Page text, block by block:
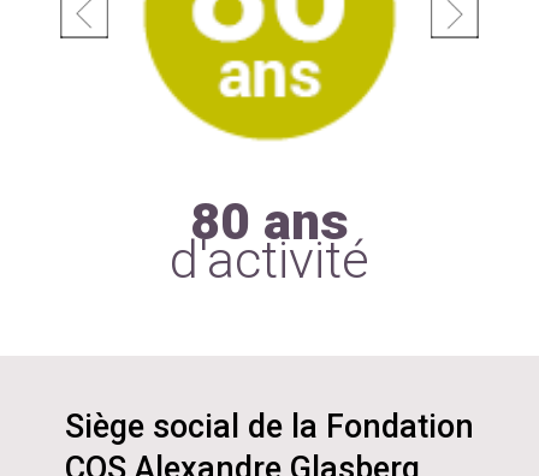
80 ans
d'activité
Siège social de la Fondation
COS Alexandre Glasberg